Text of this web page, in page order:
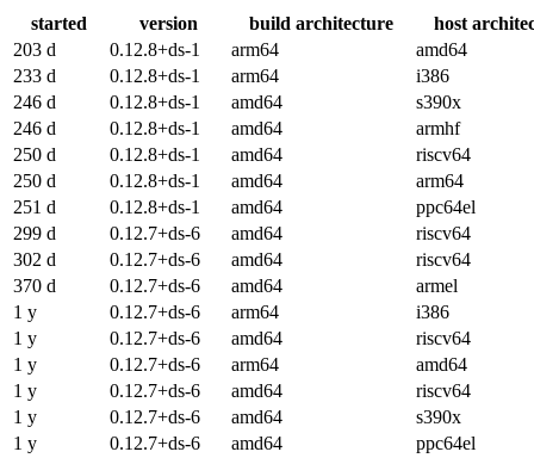
started version build architecture
host
203 d
0.12.8+ds-1 arm64
amd64
233 d
0.12.8+ds-1 arm64
i386
246 d
0.12.8+ds-1 amd64
s390x
246 d
0.12.8+ds-1 amd64
armhf
250 d
0.12.8+ds-1 amd64
riscv64
250 d
0.12.8+ds-1 amd64
arm64
251 d
0.12.8+ds-1 amd64
ppc64el
299 d
0.12.7+ds-6 amd64
riscv64
302 d
0.12.7+ds-6 amd64
riscv64
370 d
0.12.7+ds-6 amd64
armel
1 y
0.12.7+ds-6 arm64
i386
1 y
0.12.7+ds-6 amd64
riscv64
1 y
0.12.7+ds-6 arm64
amd64
1 y
0.12.7+ds-6 amd64
riscv64
1 y
0.12.7+ds-6 amd64
s390x
1 y
0.12.7+ds-6 amd64
ppc64el